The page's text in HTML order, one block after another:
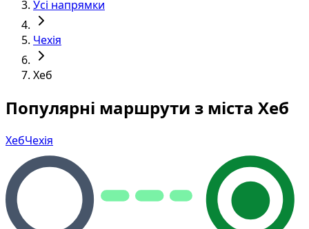
Усі напрямки
Чехія
Хеб
Популярні маршрути з міста Хеб
ХебЧехія